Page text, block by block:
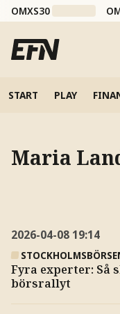
OMXS30
START PLAY
Maria
2026-04-08 19:14
Fyra experter: Så
börsrallyt